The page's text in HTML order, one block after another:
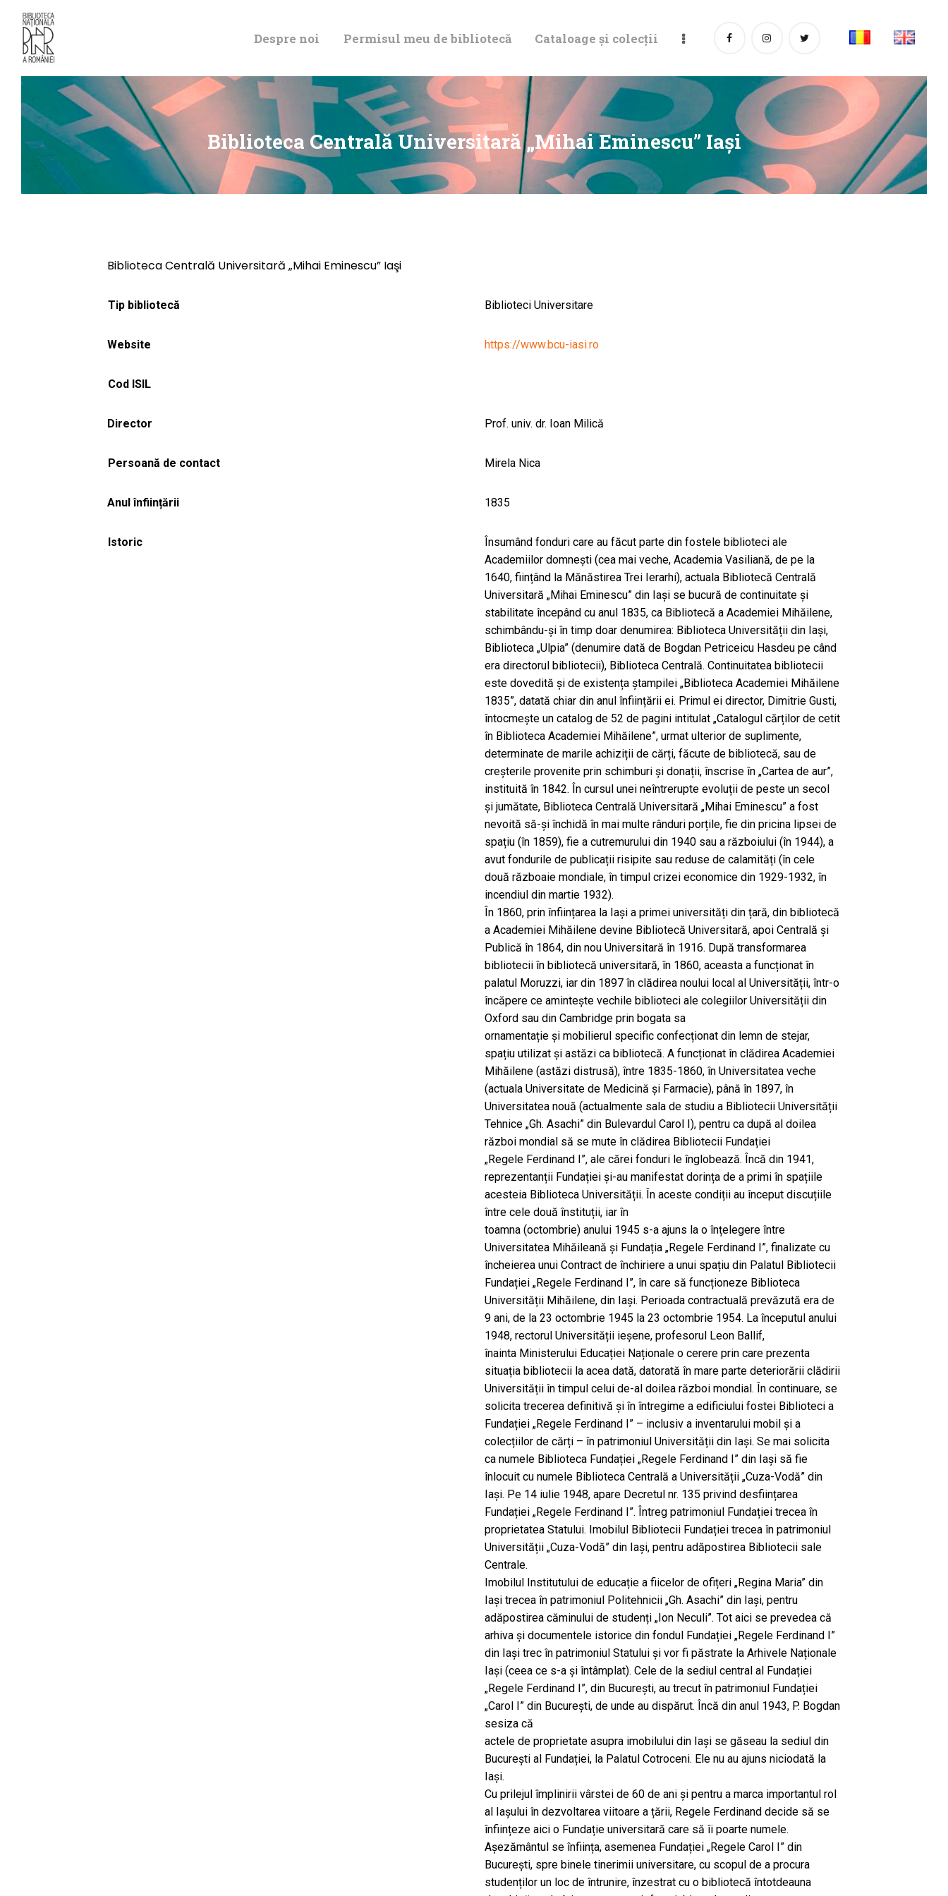
Despre noi Permisul meu de bibliotecă Cataloage și colecții
Biblioteca Centrală Universitară „Mihai Eminescu” Iaşi
DE BIBLIOTECĂ
CATALOAGE ȘI
COLECȚII
Biblioteca Centrală Universitară „Mihai Eminescu” Iaşi
Tip bibliotecă Biblioteci Universitare
Website https://www.bcu-iasi.ro
Cod ISIL
Director Prof. univ. dr. Ioan Milică
Persoană de contact Mirela Nica
Anul înființării 1835
Istoric
Însumând fonduri care au făcut parte din fostele biblioteci ale
Academiilor domnești (cea mai veche, Academia Vasiliană, de pe la
1640, ființând la Mănăstirea Trei Ierarhi), actuala Bibliotecă Centrală
Universitară „Mihai Eminescu” din Iași se bucură de continuitate și
stabilitate începând cu anul 1835, ca Bibliotecă a Academiei Mihăilene,
schimbându-și în timp doar denumirea: Biblioteca Universității din Iași,
Biblioteca „Ulpia” (denumire dată de Bogdan Petriceicu Hasdeu pe când
era directorul bibliotecii), Biblioteca Centrală. Continuitatea bibliotecii
este dovedită și de existența ștampilei „Biblioteca Academiei Mihăilene
1835”, datată chiar din anul înființării ei. Primul ei director, Dimitrie Gusti,
întocmește un catalog de 52 de pagini intitulat „Catalogul cărților de cetit
în Biblioteca Academiei Mihăilene”, urmat ulterior de suplimente,
determinate de marile achiziții de cărți, făcute de bibliotecă, sau de
creșterile provenite prin schimburi și donații, înscrise în „Cartea de aur”,
instituită în 1842. În cursul unei neîntrerupte evoluții de peste un secol
și jumătate, Biblioteca Centrală Universitară „Mihai Eminescu” a fost
nevoită să-și închidă în mai multe rânduri porțile, fie din pricina lipsei de
spațiu (în 1859), fie a cutremurului din 1940 sau a războiului (în 1944), a
avut fondurile de publicații risipite sau reduse de calamități (în cele
două războaie mondiale, în timpul crizei economice din 1929-1932, în
incendiul din martie 1932).
În 1860, prin înființarea la Iași a primei universități din țară, din bibliotecă
a Academiei Mihăilene devine Bibliotecă Universitară, apoi Centrală și
Publică în 1864, din nou Universitară în 1916. După transformarea
bibliotecii în bibliotecă universitară, în 1860, aceasta a funcționat în
palatul Moruzzi, iar din 1897 în clădirea noului local al Universității, într-o
încăpere ce amintește vechile biblioteci ale colegiilor Universității din
Oxford sau din Cambridge prin bogata sa
ornamentație și mobilierul specific confecționat din lemn de stejar,
spațiu utilizat și astăzi ca bibliotecă. A funcționat în clădirea Academiei
Mihăilene (astăzi distrusă), între 1835-1860, în Universitatea veche
(actuala Universitate de Medicină și Farmacie), până în 1897, în
Universitatea nouă (actualmente sala de studiu a Bibliotecii Universității
Tehnice „Gh. Asachi” din Bulevardul Carol I), pentru ca după al doilea
război mondial să se mute în clădirea Bibliotecii Fundației
„Regele Ferdinand I”, ale cărei fonduri le înglobează. Încă din 1941,
reprezentanții Fundației și-au manifestat dorința de a primi în spațiile
acesteia Biblioteca Universității. În aceste condiții au început discuțiile
între cele două înstituții, iar în
toamna (octombrie) anului 1945 s-a ajuns la o înțelegere între
Universitatea Mihăileană și Fundația „Regele Ferdinand I”, finalizate cu
încheierea unui Contract de închiriere a unui spațiu din Palatul Bibliotecii
Fundației „Regele Ferdinand I”, în care să funcționeze Biblioteca
Universității Mihăilene, din Iași. Perioada contractuală prevăzută era de
9 ani, de la 23 octombrie 1945 la 23 octombrie 1954. La începutul anului
1948, rectorul Universității ieșene, profesorul Leon Ballif,
înainta Ministerului Educației Naționale o cerere prin care prezenta
situația bibliotecii la acea dată, datorată în mare parte deteriorării clădirii
Universității în timpul celui de-al doilea război mondial. În continuare, se
solicita trecerea definitivă și în întregime a edificiului fostei Biblioteci a
Fundației „Regele Ferdinand I” – inclusiv a inventarului mobil și a
colecțiilor de cărți – în patrimoniul Universității din Iași. Se mai solicita
ca numele Biblioteca Fundației „Regele Ferdinand I” din Iași să fie
înlocuit cu numele Biblioteca Centrală a Universității „Cuza-Vodă” din
Iași. Pe 14 iulie 1948, apare Decretul nr. 135 privind desființarea
Fundației „Regele Ferdinand I”. Întreg patrimoniul Fundației trecea în
proprietatea Statului. Imobilul Bibliotecii Fundației trecea în patrimoniul
Universității „Cuza-Vodă” din Iași, pentru adăpostirea Bibliotecii sale
Centrale.
Imobilul Institutului de educație a fiicelor de ofițeri „Regina Maria” din
Iași trecea în patrimoniul Politehnicii „Gh. Asachi” din Iași, pentru
adăpostirea căminului de studenți „Ion Neculi”. Tot aici se prevedea că
arhiva și documentele istorice din fondul Fundației „Regele Ferdinand I”
din Iași trec în patrimoniul Statului și vor fi păstrate la Arhivele Naționale
Iași (ceea ce s-a și întâmplat). Cele de la sediul central al Fundației
„Regele Ferdinand I”, din București, au trecut în patrimoniul Fundației
„Carol I” din București, de unde au dispărut. Încă din anul 1943, P. Bogdan
sesiza că
actele de proprietate asupra imobilului din Iași se găseau la sediul din
București al Fundației, la Palatul Cotroceni. Ele nu au ajuns niciodată la
Iași.
Cu prilejul împlinirii vârstei de 60 de ani și pentru a marca importantul rol
al Iașului în dezvoltarea viitoare a țării, Regele Ferdinand decide să se
înființeze aici o Fundație universitară care să îi poarte numele.
Așezământul se înființa, asemenea Fundației „Regele Carol I” din
București, spre binele tinerimii universitare, cu scopul de a procura
studenților un loc de întrunire, înzestrat cu o bibliotecă întotdeauna